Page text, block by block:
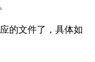
的文件了，具体如